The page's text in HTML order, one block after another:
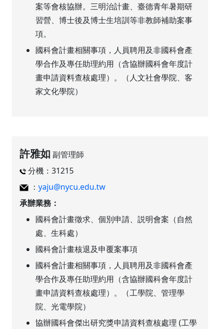
案等會核協辦。三明治計畫、臺德青年暑期研
習營、博士後及博士生培訓等非教師補助案事
項。
國科會計畫相關事項，人員聘用及非國科會產
學合作及專任助理約用（含協辦國科會年度計
畫申請資料查核處理）。（人文社會學院、客
家文化學院）
許雅如 副管理師
分機：31215
：yaju@nycu.edu.tw
承辦業務：
國科會計畫徵求、個別申請、説明會案（自然
處、生科處）
國科會計畫核退及申覆案事項
國科會計畫相關事項，人員聘用及非國科會產
學合作及專任助理約用（含協辦國科會年度計
畫申請資料查核處理）。（工學院、管理學
院、光電學院）
協辦國科會傑出研究獎申請資料查核處理 (工學